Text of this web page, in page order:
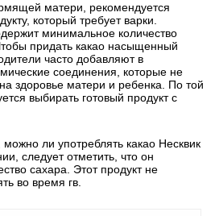
матери, рекомендуется
который требует варки.
минимальное количество
придать какао насыщенный
часто добавляют в
соединения, которые не
здоровье матери и ребенка. По той
выбирать готовый продукт с
ли употреблять какао Несквик
следует отметить, что он
сахара. Этот продукт не
во время гв.